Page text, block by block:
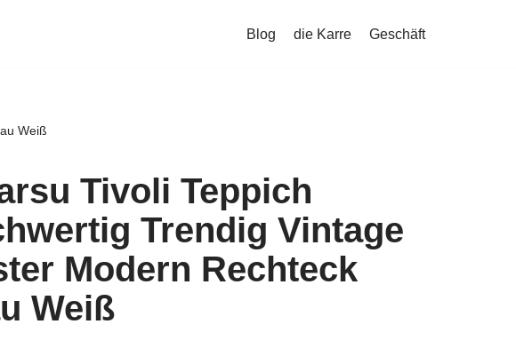
Blog die Karre Geschäft
Weiß
Tivoli Teppich
Trendig Vintage
Modern Rechteck
Weiß